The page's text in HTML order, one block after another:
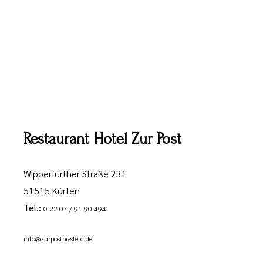
Restaurant Hotel Zur Post
Wipperfürther Straße 231
51515 Kürten
Tel.: 0 22 07 / 91 90 494
info@zurpostbiesfeld.de